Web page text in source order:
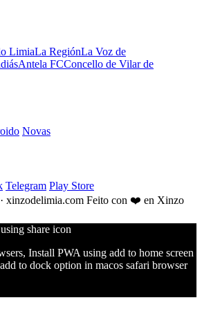
LimiaLa RegiónLa Voz de
Antela FCConcello de Vilar de
Novas
Telegram Play Store
xinzodelimia.com Feito con ❤️ en Xinzo
Install PWA using add to home screen
to dock option in macos safari browser